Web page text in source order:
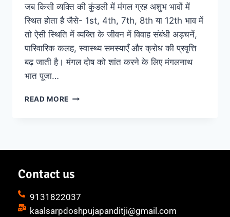
जब किसी व्यक्ति की कुंडली में मंगल ग्रह अशुभ भावों में
स्थित होता है जैसे- 1st, 4th, 7th, 8th या 12th भाव में
तो ऐसी स्थिति में व्यक्ति के जीवन में विवाह संबंधी अड़चनें,
पारिवारिक कलह, स्वास्थ्य समस्याएँ और क्रोध की प्रवृत्ति
बढ़ जाती है। मंगल दोष को शांत करने के लिए मंगलनाथ
भात पूजा…
READ MORE
Contact us
9131822037
kaalsarpdoshpujapanditji@gmail.com